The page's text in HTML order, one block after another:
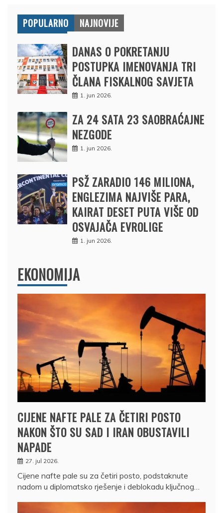
POPULARNO NAJNOVIJE
DANAS O POKRETANJU
POSTUPKA IMENOVANJA TRI
ČLANA FISKALNOG SAVJETA
1. jun 2026.
ZA 24 SATA 23 SAOBRAĆAJNE
NEZGODE
1. jun 2026.
PSŽ ZARADIO 146 MILIONA,
ENGLEZIMA NAJVIŠE PARA,
KAIRAT DESET PUTA VIŠE OD
OSVAJAČA EVROLIGE
1. jun 2026.
EKONOMIJA
CIJENE NAFTE PALE ZA ČETIRI POSTO
NAKON ŠTO SU SAD I IRAN OBUSTAVILI
NAPADE
27. jul 2026.
Cijene nafte pale su za četiri posto, podstaknute
nadom u diplomatsko rješenje i deblokadu ključnog…